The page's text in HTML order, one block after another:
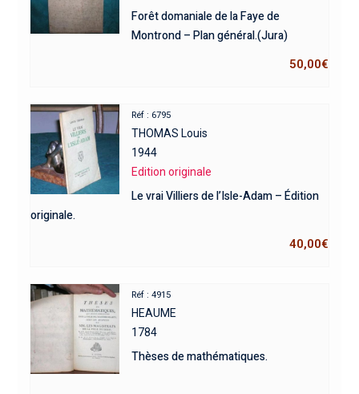
Forêt domaniale de la Faye de
Montrond – Plan général.(Jura)
50,00€
Réf : 6795
THOMAS Louis
1944
Edition originale
Le vrai Villiers de l’Isle-Adam – Édition
originale.
40,00€
Réf : 4915
HEAUME
1784
Thèses de mathématiques.